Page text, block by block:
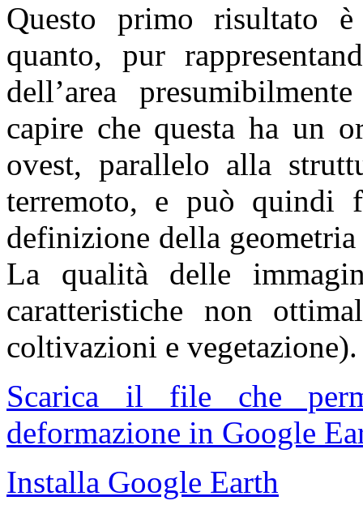
Questo primo risultato è
quanto, pur
dell’area
capire che questa ha un
ovest, parallelo alla
terremoto, e può quindi
definizione della
La qualità delle
caratteristiche non
coltivazioni e vegetazione).
Scarica il file che
deformazione in Google
Installa Google Earth